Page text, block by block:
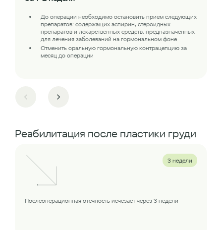
До операции необходимо остановить прием следующих
препаратов: содержащих аспирин, стероидных
препаратов и лекарственных средств, предназначенных
для лечения заболеваний на гормональном фоне
Отменить оральную гормональную контрацепцию за
месяц до операции
Реабилитация после пластики груди
3 недели
Послеоперационная отечность исчезает через 3 недели